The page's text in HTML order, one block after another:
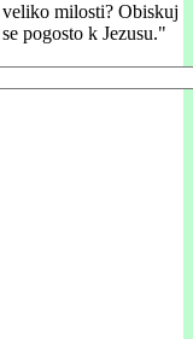
milosti? Obiskuj
pogosto k Jezusu."